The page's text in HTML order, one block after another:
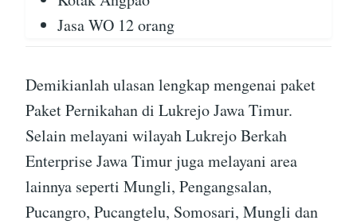
Jasa WO 12 orang
Demikianlah ulasan lengkap mengenai paket
Paket Pernikahan di Lukrejo Jawa Timur.
Selain melayani wilayah Lukrejo Berkah
Enterprise Jawa Timur juga melayani area
lainnya seperti Mungli, Pengangsalan,
Pucangro, Pucangtelu, Somosari, Mungli dan